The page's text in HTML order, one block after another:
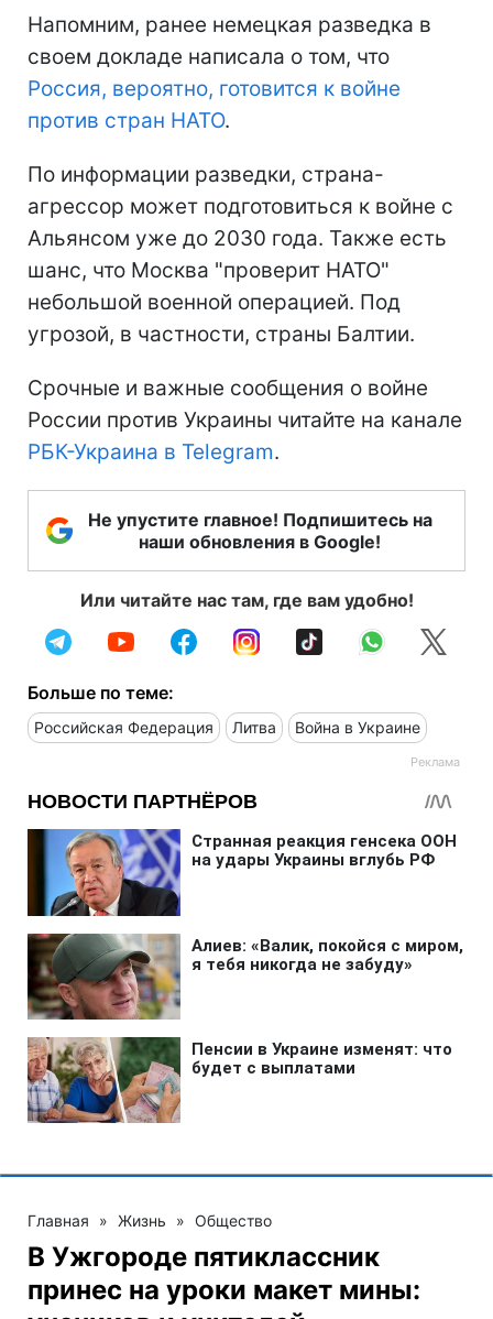
Напомним, ранее немецкая разведка в
своем докладе написала о том, что
Россия, вероятно, готовится к войне
против стран НАТО.
По информации разведки, страна-
агрессор может подготовиться к войне с
Альянсом уже до 2030 года. Также есть
шанс, что Москва "проверит НАТО"
небольшой военной операцией. Под
угрозой, в частности, страны Балтии.
Срочные и важные сообщения о войне
России против Украины читайте на канале
РБК-Украина в Telegram.
Не упустите главное! Подпишитесь на
наши обновления в Google!
Или читайте нас там, где вам удобно!
Больше по теме:
Российская Федерация Литва Война в Украине
Главная » Жизнь » Общество
В Ужгороде пятиклассник
принес на уроки макет мины: